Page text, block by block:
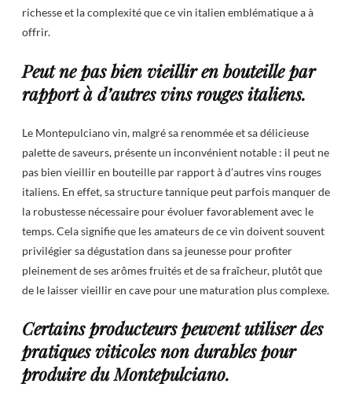
richesse et la complexité que ce vin italien emblématique a à
offrir.
Peut ne pas bien vieillir en bouteille par
rapport à d’autres vins rouges italiens.
Le Montepulciano vin, malgré sa renommée et sa délicieuse
palette de saveurs, présente un inconvénient notable : il peut ne
pas bien vieillir en bouteille par rapport à d’autres vins rouges
italiens. En effet, sa structure tannique peut parfois manquer de
la robustesse nécessaire pour évoluer favorablement avec le
temps. Cela signifie que les amateurs de ce vin doivent souvent
privilégier sa dégustation dans sa jeunesse pour profiter
pleinement de ses arômes fruités et de sa fraîcheur, plutôt que
de le laisser vieillir en cave pour une maturation plus complexe.
Certains producteurs peuvent utiliser des
pratiques viticoles non durables pour
produire du Montepulciano.